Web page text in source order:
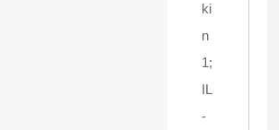
ki
n
1;
IL
-